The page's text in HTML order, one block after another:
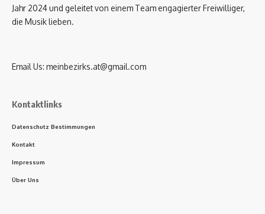
Jahr 2024 und geleitet von einem Team engagierter Freiwilliger,
die Musik lieben.
Email Us: meinbezirks.at@gmail.com
Kontaktlinks
Datenschutz Bestimmungen
Kontakt
Impressum
Über Uns